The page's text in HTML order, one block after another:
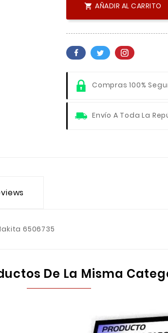
 AÑADIR AL CARRITO
Compras 100%
Envío A Toda La
6506735
De La Misma